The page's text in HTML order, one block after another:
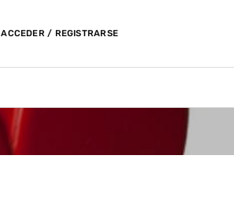
ACCEDER / REGISTRARSE